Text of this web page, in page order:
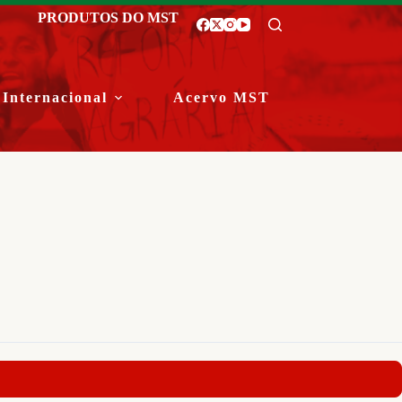
PRODUTOS DO MST
Internacional Acervo MST